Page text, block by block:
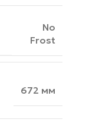
No
Frost
672 мм